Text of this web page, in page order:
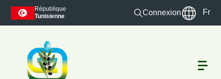
Skip to main content
République
Tunisienne
Connexion Fr